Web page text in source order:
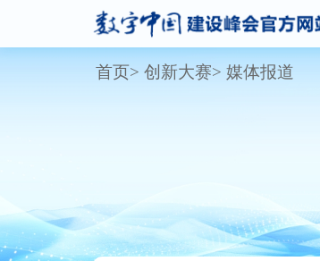
首页 创新大赛 媒体报道